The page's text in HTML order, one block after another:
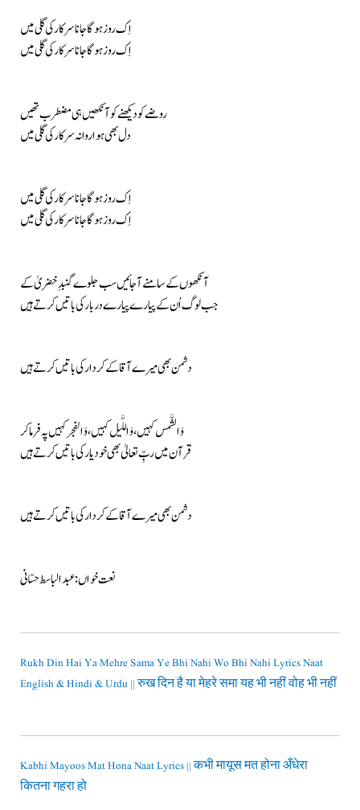
اِک روز ہوگا جانا سرکار کی گلی میں
اِک روز ہوگا جانا سرکار کی گلی میں
روضے کو دیکھنے کو آنکھیں ہی مضطرب تھیں
دل بھی ہوا روانہ سرکار کی گلی میں
اِک روز ہوگا جانا سرکار کی گلی میں
اِک روز ہوگا جانا سرکار کی گلی میں
آنکھوں کے سامنے آ جائیں سب جلوے گنبدِ خضریٰ کے
جب لوگ اُن کے پیارے پیارے دربار کی باتیں کرتے ہیں
دشمن بھی میرے آقا کے کردار کی باتیں کرتے ہیں
وَالشَّمس کہیں، وَاللَّیل کہیں، وَالفجر کہیں پہ فرما کر
قرآن میں ربِّ تعالیٰ بھی خود یار کی باتیں کرتے ہیں
دشمن بھی میرے آقا کے کردار کی باتیں کرتے ہیں
نعت خواں: عبدالباسط حسّانی
Rukh Din Hai Ya Mehre Sama Ye Bhi Nahi Wo Bhi Nahi Lyrics Naat
English & Hindi & Urdu || रुख दिन है या मेहरे समा यह भी नहीं वोह भी नहीं
Kabhi Mayoos Mat Hona Naat Lyrics || कभी मायूस मत होना अँधेरा
कितना गहरा हो